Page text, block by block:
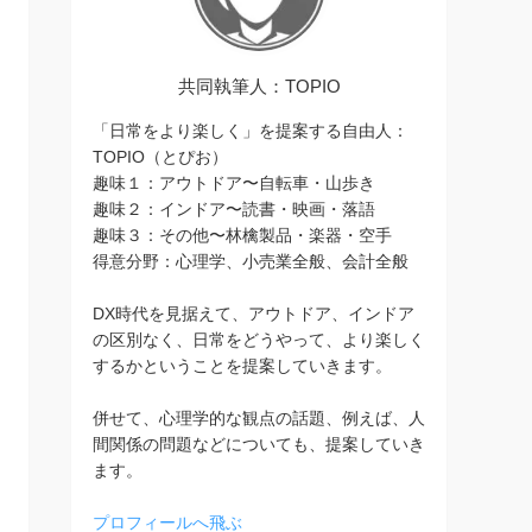
共同執筆人：TOPIO
「日常をより楽しく」を提案する自由人：
TOPIO（とぴお）
趣味１：アウトドア〜自転車・山歩き
趣味２：インドア〜読書・映画・落語
趣味３：その他〜林檎製品・楽器・空手
得意分野：心理学、小売業全般、会計全般
DX時代を見据えて、アウトドア、インドア
の区別なく、日常をどうやって、より楽しく
するかということを提案していきます。
併せて、心理学的な観点の話題、例えば、人
間関係の問題などについても、提案していき
ます。
プロフィールへ飛ぶ